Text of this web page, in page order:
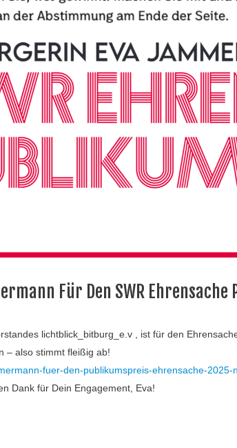
Für Den SWR
lichtblick_bitburg_e.v , ist für den
– also stimmt fleißig ab!
fuer-den-publikumspreis-ehrensache-2025-
Dank für Dein Engagement, Eva!